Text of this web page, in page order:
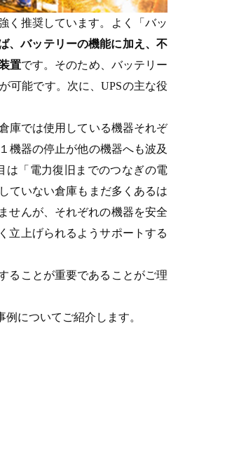
く推奨しています。よく「バッ
、バッテリーの機能に加え、不
置です。そのため、バッテリー
可能です。次に、UPSの主な役
庫では使用している機器それぞ
機器の停止が他の機器へも波及
は「電力復旧までのつなぎの電
ていない倉庫もまだ多くあるは
せんが、それぞれの機器を安全
立上げられるようサポートする
ることが重要であることがご理
についてご紹介します。